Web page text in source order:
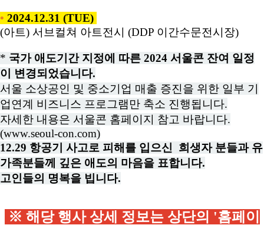
• 2024.12.31 (TUE)
(아트) 서브컬쳐 아트전시 (DDP 이간수문전시장)
* 국가 애도기간 지정에 따른 2024 서울콘 잔여 일정
이 변경되었습니다.
서울 소상공인 및 중소기업 매출 증진을 위한 일부 기
업연계 비즈니스 프로그램만 축소 진행됩니다.
자세한 내용은 서울콘 홈페이지 참고 바랍니다.
(www.seoul-con.com)
12.29 항공기 사고로 피해를 입으신 희생자 분들과 유
가족분들께 깊은 애도의 마음을 표합니다.
고인들의 명복을 빕니다.
※ 해당 행사 상세 정보는 상단의 '홈페이